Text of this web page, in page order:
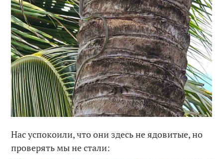
Нас успокоили, что они здесь не ядовитые, но
проверять мы не стали: